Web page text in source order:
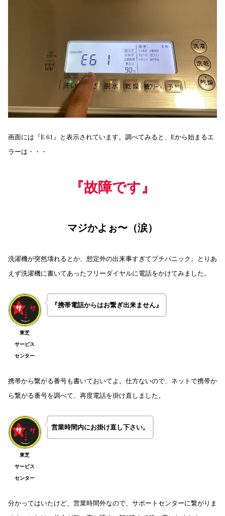
画面には『E 61』と表示されています。調べてみると、Eから始まるエ
ラーは・・・
『故障です』
マジかよぉ〜（涙）
洗濯機が突然壊れるとか、想定外の出来事すぎてプチパニック。とりあ
えず洗濯機に書いてあったフリーダイヤルに電話をかけてみました。
東芝
サービス
センター
『携帯電話からはお繋ぎ出来ません』
携帯から繋がる番号も書いておいてよ。仕方ないので、ネットで携帯か
ら繋がる番号を調べて、再度電話を掛け直しました。
東芝
サービス
センター
営業時間内にお掛け直し下さい。
分かってはいたけど、営業時間外なので、サポートセンターに繋がりま